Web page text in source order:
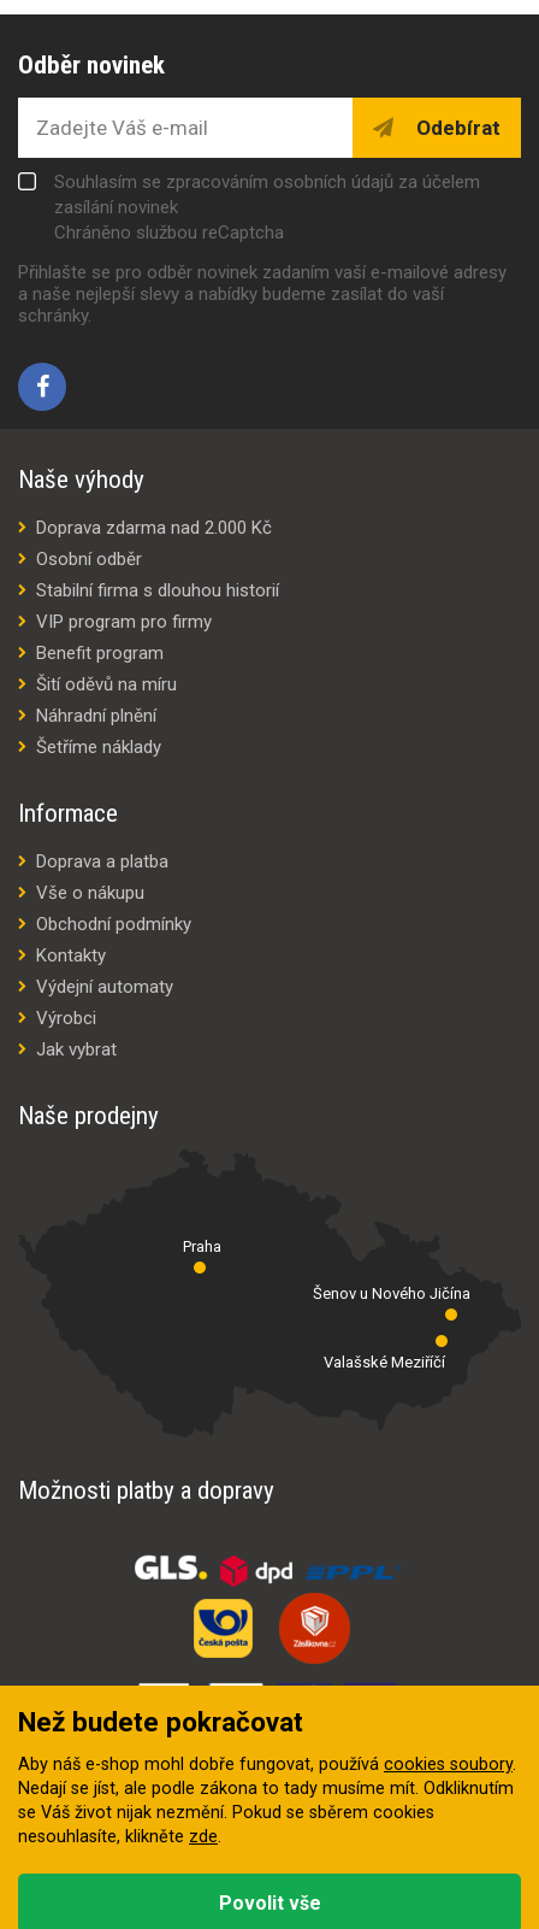
Odběr novinek
Odebírat
Souhlasím se zpracováním osobních údajů za účelem
zasílání novinek
Chráněno službou reCaptcha
Přihlašte se pro odběr novinek zadaním vaší e-mailové adresy
a naše nejlepší slevy a nabídky budeme zasílat do vaší
schránky.
Naše výhody
Doprava zdarma nad 2.000 Kč
Osobní odběr
Stabilní firma s dlouhou historií
VIP program pro firmy
Benefit program
Šití oděvů na míru
Náhradní plnění
Šetříme náklady
Informace
Doprava a platba
Vše o nákupu
Obchodní podmínky
Kontakty
Výdejní automaty
Výrobci
Jak vybrat
Naše prodejny
Praha
Valašské Meziříčí
Šenov u Nového Jičína
Možnosti platby a dopravy
digitální agentura FEO
Než budete pokračovat
Aby náš e-shop mohl dobře fungovat, používá cookies soubory.
Nedají se jíst, ale podle zákona to tady musíme mít. Odkliknutím
se Váš život nijak nezmění. Pokud se sběrem cookies
nesouhlasíte, klikněte zde.
Povolit vše